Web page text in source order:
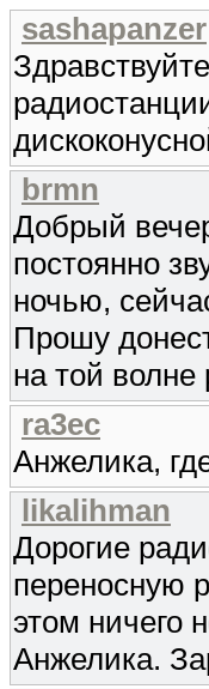
sashapanzer
brmn
Добрый
постоянно
ночью,
Прошу
на той
ra3ec
Анжелика,
likalihman
Дорогие
переносную
этом ничего
Анжелика.